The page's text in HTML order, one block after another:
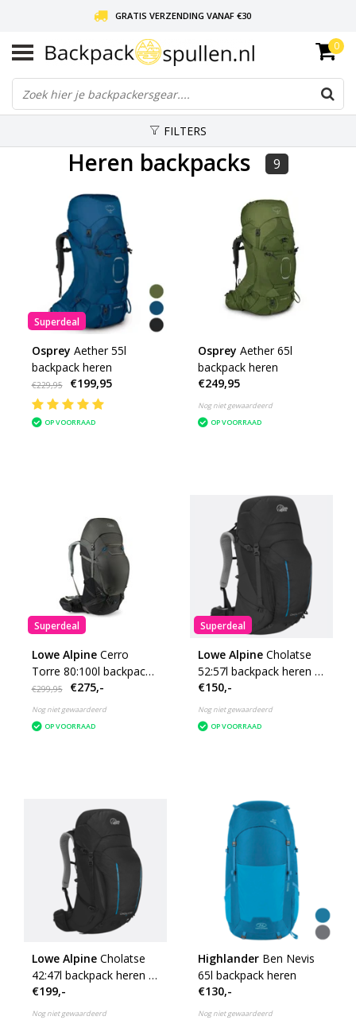
GRATIS VERZENDING VANAF €30
LIEFDE VOOR BACKPACKEN!
30 DAGEN GRATIS RETOUR
0
FILTERS
Heren backpacks 9
Superdeal
Osprey Aether 55l
backpack heren
€229,95 €199,95
OP VOORRAAD
Osprey Aether 65l
backpack heren
€249,95
Nog niet gewaardeerd
OP VOORRAAD
Superdeal
Lowe Alpine Cerro
Torre 80:100l backpack
heren - Black /
Greyhound
€299,95 €275,-
Nog niet gewaardeerd
OP VOORRAAD
Superdeal
Lowe Alpine Cholatse
52:57l backpack heren -
black
€150,-
Nog niet gewaardeerd
OP VOORRAAD
Lowe Alpine Cholatse
42:47l backpack heren -
zwart
€199,-
Nog niet gewaardeerd
Highlander Ben Nevis
65l backpack heren
€130,-
Nog niet gewaardeerd